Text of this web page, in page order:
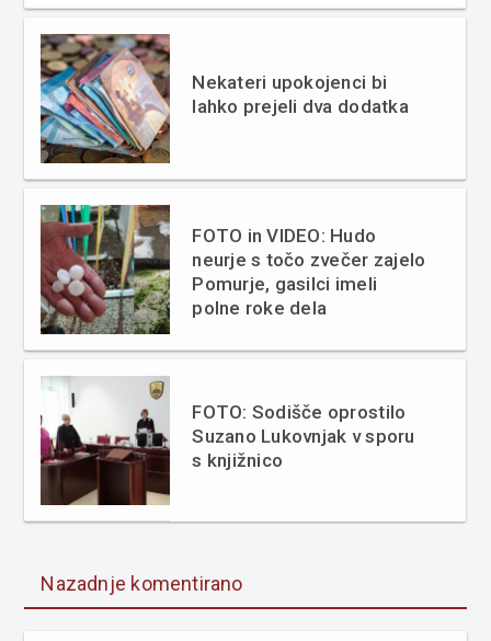
Nekateri upokojenci bi
lahko prejeli dva dodatka
FOTO in VIDEO: Hudo
neurje s točo zvečer zajelo
Pomurje, gasilci imeli
polne roke dela
FOTO: Sodišče oprostilo
Suzano Lukovnjak v sporu
s knjižnico
Nazadnje komentirano